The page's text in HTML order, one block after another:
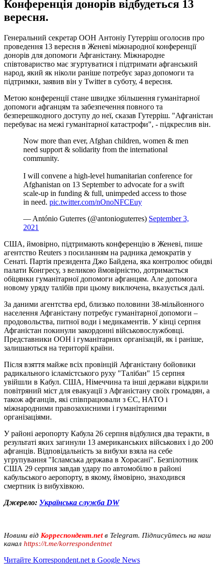
Конференція донорів відбудеться 13
вересня.
Генеральний секретар ООН Антоніу Гутерріш оголосив про
проведення 13 вересня в Женеві міжнародної конференції
донорів для допомоги Афганістану. Міжнародне
співтовариство має згуртуватися і підтримати афганський
народ, який як ніколи раніше потребує зараз допомоги та
підтримки, заявив він у Twitter в суботу, 4 вересня.
Метою конференції стане швидке збільшення гуманітарної
допомоги афганцям та забезпечення повного та
безперешкодного доступу до неї, сказав Гутерріш. "Афганістан
перебуває на межі гуманітарної катастрофи", - підкреслив він.
Now more than ever, Afghan children, women & men
need support & solidarity from the international
community.
I will convene a high-level humanitarian conference for
Afghanistan on 13 September to advocate for a swift
scale-up in funding & full, unimpeded access to those
in need. pic.twitter.com/nOnoNFCEuy
— António Guterres (@antonioguterres) September 3,
2021
США, ймовірно, підтримають конференцію в Женеві, пише
агентство Reuters з посиланням на радника демократів у
Сенаті. Партія президента Джо Байдена, яка контролює обидві
палати Конгресу, з великою ймовірністю, дотримається
обіцянки гуманітарної допомоги афганцям. Але допомога
новому уряду талібів при цьому виключена, вказується далі.
За даними агентства epd, близько половини 38-мільйонного
населення Афганістану потребує гуманітарної допомоги –
продовольства, питної води і медикаментів. У кінці серпня
Афганістан покинули закордонні військовослужбовці.
Представники ООН і гуманітарних організацій, як і раніше,
залишаються на території країни.
Після взяття майже всіх провінцій Афганістану бойовики
радикального ісламістського руху "Талібан" 15 серпня
увійшли в Кабул. США, Німеччина та інші держави відкрили
повітряний міст для евакуації з Афганістану своїх громадян, а
також афганців, які співпрацювали з ЄС, НАТО і
міжнародними правозахисними і гуманітарними
організаціями.
У районі аеропорту Кабула 26 серпня відбулися два теракти, в
результаті яких загинули 13 американських військових і до 200
афганців. Відповідальність за вибухи взяла на себе
угрупування "Ісламська держава в Хорасані". Безпілотник
США 29 серпня завдав удару по автомобілю в районі
кабульського аеропорту, в якому, ймовірно, знаходився
смертник із вибухівкою.
Джерело: Українська служба DW
Новини від Корреспондент.netв Telegram. Підписуйтесь на наш
канал https://t.me/korrespondentnet
Читайте Korrespondent.net в Google News